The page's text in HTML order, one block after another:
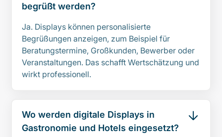
begrüßt werden?
Ja. Displays können personalisierte
Begrüßungen anzeigen, zum Beispiel für
Beratungstermine, Großkunden, Bewerber oder
Veranstaltungen. Das schafft Wertschätzung und
wirkt professionell.
Wo werden digitale Displays in
Gastronomie und Hotels eingesetzt?